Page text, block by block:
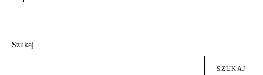
Szukaj
SZUKAJ